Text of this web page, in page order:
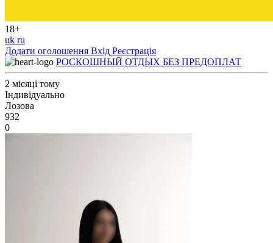
18+
uk ru
Додати оголошення Вхід Реєстрація
РОСКОШНЫЙ ОТДЫХ БЕЗ ПРЕДОПЛАТ
2 місяці тому
Індивідуально
Лозова
932
0